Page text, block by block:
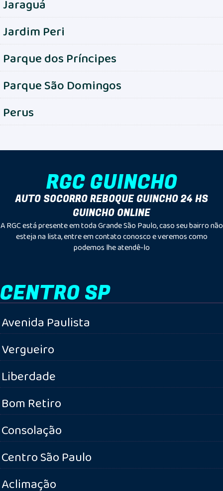
Jaraguá
Jardim Peri
Parque dos Príncipes
Parque São Domingos
Perus
RGC GUINCHO
AUTO SOCORRO REBOQUE GUINCHO 24 HS
GUINCHO ONLINE
A RGC está presente em toda Grande São Paulo, caso seu bairro não
esteja na lista, entre em contato conosco e veremos como
podemos lhe atendê-lo
CENTRO SP
Avenida Paulista
Vergueiro
Liberdade
Bom Retiro
Consolação
Centro São Paulo
Aclimação